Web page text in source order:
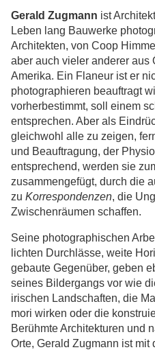
Gerald Zugmann ist
Leben lang Bauwerke
Architekten, von Coop
aber auch vieler anderer aus
Amerika. Ein Flaneur ist er
photographieren beauftragt
vorherbestimmt, soll einem
entsprechen. Aber als
gleichwohl alle zu zeigen,
und Beauftragung, der
entsprechend, werden sie
zusammengefügt, durch die
zu Korrespondenzen, die
Zwischenräumen schaffen.
Seine photographischen
lichten Durchlässe, weite
gebaute Gegenüber, geben
seines Bildergangs vor wie
irischen Landschaften, die
mori wirken oder die
Berühmte Architekturen und
Orte, Gerald Zugmann ist mit